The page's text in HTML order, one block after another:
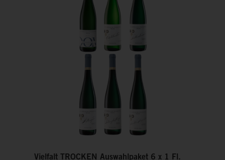
Vielfalt TROCKEN Auswahlpaket 6 x 1 Fl.